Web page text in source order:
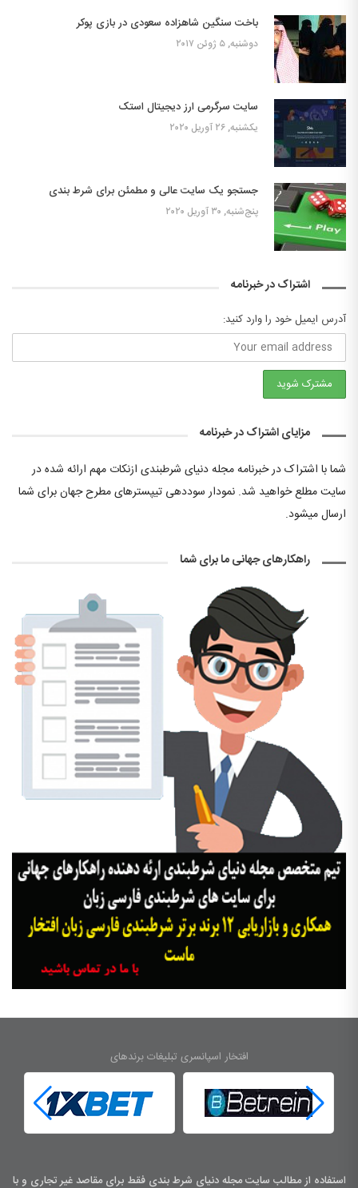
باخت سنگین شاهزاده سعودی در بازی پوکر
دوشنبه, ۵ ژوئن ۲۰۱۷
سایت سرگرمی ارز دیجیتال استک
یکشنبه, ۲۶ آوریل ۲۰۲۰
جستجو یک سایت عالی و مطمئن برای شرط بندی
پنج‌شنبه, ۳۰ آوریل ۲۰۲۰
اشتراک در خبرنامه
آدرس ایمیل خود را وارد کنید:
مزایای اشتراک در خبرنامه
شما با اشتراک در خبرنامه مجله دنیای شرطبندی ازنکات مهم ارائه شده در
سایت مطلع خواهید شد. نمودار سوددهی تیپسترهای مطرح جهان برای شما
ارسال میشود.
راهکارهای جهانی ما برای شما
افتخار اسپانسری تبلیغات برندهای
استفاده از مطالب سایت مجله دنیای شرط بندی فقط برای مقاصد غیر تجاری و با